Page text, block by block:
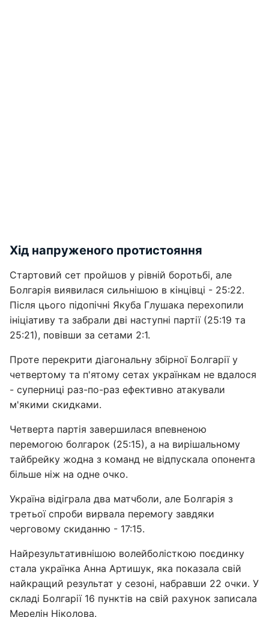
Хід напруженого протистояння
Стартовий сет пройшов у рівній боротьбі, але
Болгарія виявилася сильнішою в кінцівці - 25:22.
Після цього підопічні Якуба Глушака перехопили
ініціативу та забрали дві наступні партії (25:19 та
25:21), повівши за сетами 2:1.
Проте перекрити діагональну збірної Болгарії у
четвертому та п'ятому сетах українкам не вдалося
- суперниці раз-по-раз ефективно атакували
м'якими скидками.
Четверта партія завершилася впевненою
перемогою болгарок (25:15), а на вирішальному
тайбрейку жодна з команд не відпускала опонента
більше ніж на одне очко.
Україна відіграла два матчболи, але Болгарія з
третьої спроби вирвала перемогу завдяки
черговому скиданню - 17:15.
Найрезультативнішою волейболісткою поєдинку
стала українка Анна Артишук, яка показала свій
найкращий результат у сезоні, набравши 22 очки. У
складі Болгарії 16 пунктів на свій рахунок записала
Мерелін Ніколова.